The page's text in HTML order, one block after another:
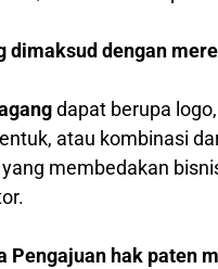
dimaksud dengan
dapat berupa
atau kombinasi
membedakan
Pengajuan hak paten